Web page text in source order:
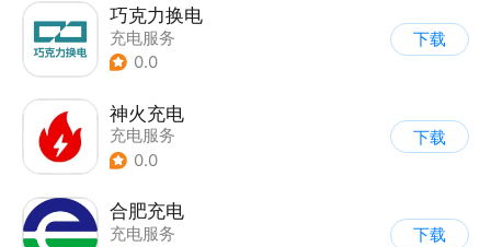
巧克力换电
充电服务
0.0
下载
神火充电
充电服务
0.0
下载
合肥充电
充电服务
下载